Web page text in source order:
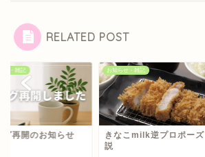
RELATED POST
せ・雑記
グ再開のお知らせ
お知らせ・雑記
きなこmilk逆プロポーズ
説